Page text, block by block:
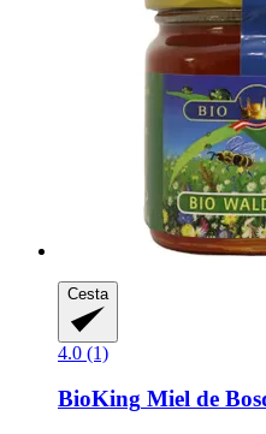
Cesta
4.0 (1)
BioKing Miel de